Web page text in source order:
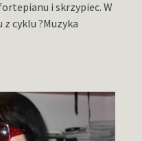
i skrzypiec. W
cyklu ?Muzyka